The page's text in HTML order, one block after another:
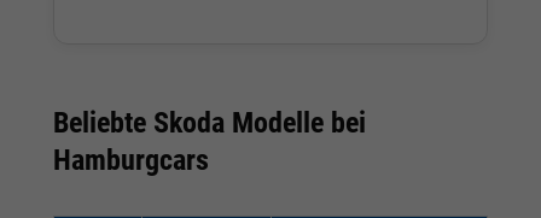
Beliebte Skoda Modelle bei
Hamburgcars